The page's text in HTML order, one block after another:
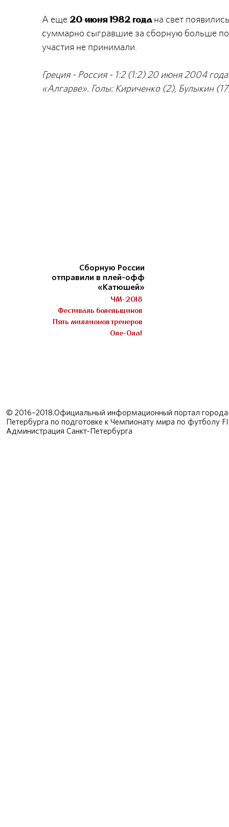
А еще 20 июня 1982 годана свет
суммарно сыгравшие за сборную больше
участия не принимали.
Греция - Россия - 1:2 (1:2) 20 июня 2004
«Алгарве». Голы: Кириченко (2), Булыкин
Сборную России
отправили в плей-офф
«Катюшей»
ЧМ-2018
Фестиваль болельщиков
Пять миллионов тренеров
Оле-Ола!
© 2016–2018.Официальный информационный портал
Петербурга по подготовке к Чемпионату мира по футболу
Администрация Санкт-Петербурга